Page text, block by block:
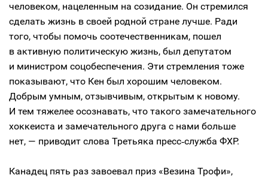
человеком, нацеленным на созидание. Он стремился
сделать жизнь в своей родной стране лучше. Ради
того, чтобы помочь соотечественникам, пошел
в активную политическую жизнь, был депутатом
и министром соцобеспечения. Эти стремления тоже
показывают, что Кен был хорошим человеком.
Добрым умным, отзывчивым, открытым к новому.
И тем тяжелее осознавать, что такого замечательного
хоккеиста и замечательного друга с нами больше
нет, — приводит слова Третьяка пресс‑служба ФХР.
Канадец пять раз завоевал приз «Везина Трофи»,